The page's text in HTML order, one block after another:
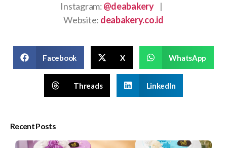
Instagram:@deabakery |
Website: deabakery.co.id
Facebook X WhatsApp
Threads LinkedIn
Recent Posts